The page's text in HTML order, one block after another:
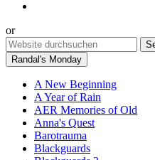
or
Randal's Monday
A New Beginning
A Year of Rain
AER Memories of Old
Anna's Quest
Barotrauma
Blackguards